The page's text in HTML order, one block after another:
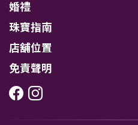
婚禮
珠寶指南
店舖位置
免責聲明